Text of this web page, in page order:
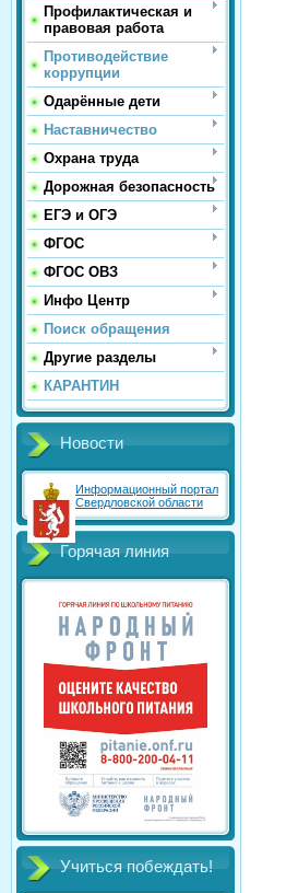
Профилактическая и
правовая работа
Противодействие
коррупции
Одарённые дети
Наставничество
Охрана труда
Дорожная безопасность
ЕГЭ и ОГЭ
ФГОС
ФГОС ОВЗ
Инфо Центр
Поиск обращения
Другие разделы
КАРАНТИН
Новости
Информационный портал
Свердловской области
Горячая линия
Учиться побеждать!